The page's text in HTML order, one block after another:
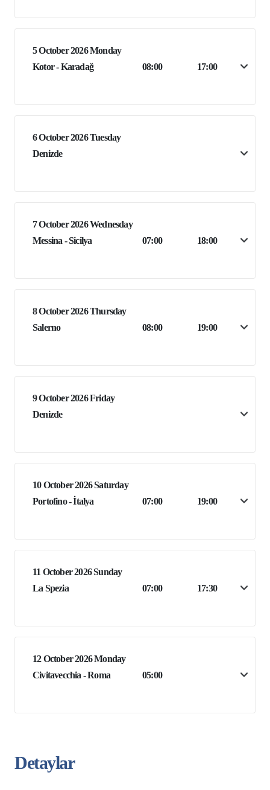
5 October 2026 Monday
Kotor - Karadağ
08:00 17:00
6 October 2026 Tuesday
Denizde
7 October 2026 Wednesday
Messina - Sicilya
07:00 18:00
8 October 2026 Thursday
Salerno
08:00 19:00
9 October 2026 Friday
Denizde
10 October 2026 Saturday
Portofino - İtalya
07:00 19:00
11 October 2026 Sunday
La Spezia
07:00 17:30
12 October 2026 Monday
Civitavecchia - Roma
05:00
Detaylar